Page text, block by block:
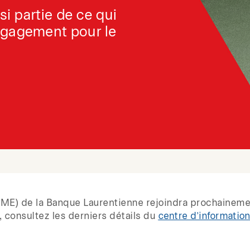
partie de ce qui
pour le
de la Banque Laurentienne rejoindra
les derniers détails du centre d’information